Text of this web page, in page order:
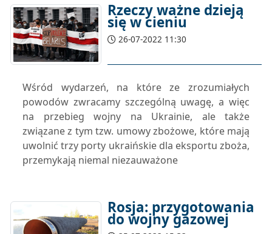
Rzeczy ważne dzieją
się w cieniu
26-07-2022 11:30
Wśród wydarzeń, na które ze zrozumiałych
powodów zwracamy szczególną uwagę, a więc
na przebieg wojny na Ukrainie, ale także
związane z tym tzw. umowy zbożowe, które mają
uwolnić trzy porty ukraińskie dla eksportu zboża,
przemykają niemal niezauważone
Rosja: przygotowania
do wojny gazowej